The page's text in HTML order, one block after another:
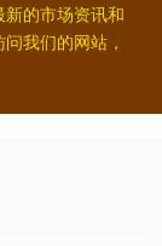
的市场资讯和
我们的网站，